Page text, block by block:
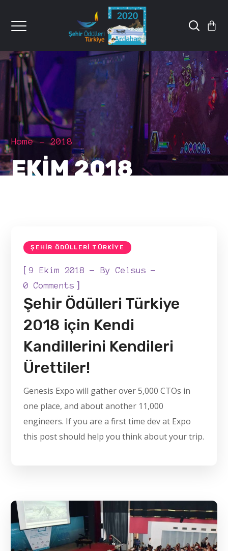
Home 2018
EKIM 2018
ŞEHIR ÖDÜLLERI TÜRKIYE
[9 Ekim 2018 ByCelsus
0 Comments ]
Şehir Ödülleri Türkiye
2018 için Kendi
Kandillerini Kendileri
Ürettiler!
Genesis Expo will gather over 5,000 CTOs in
one place, and about another 11,000
engineers. If you are a first time dev at Expo
this post should help you think about your trip.